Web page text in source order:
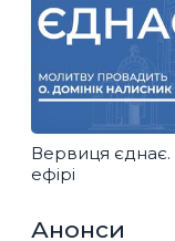
Вервиця
ефірі
Анонси